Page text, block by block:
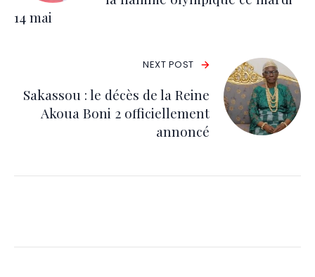
14 mai
NEXT POST
Sakassou : le décès de la Reine
Akoua Boni 2 officiellement
annoncé